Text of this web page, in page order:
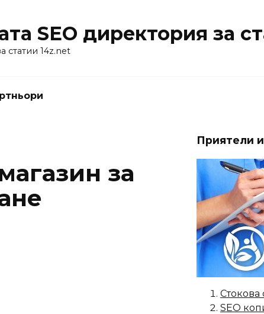
SEO директория за
статии 14z.net
за
Приятели
Стокова
SEO